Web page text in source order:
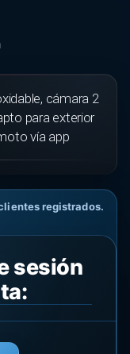
cámara 2
para exterior
vía app
registrados.
sesión